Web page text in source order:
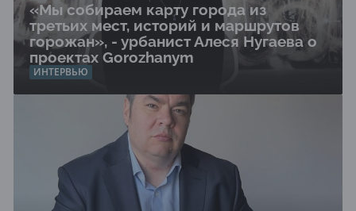
«Мы собираем карту города из
третьих мест, историй и маршрутов
горожан», - урбанист Алеся Нугаева о
проектах Gorozhanym
ИНТЕРВЬЮ